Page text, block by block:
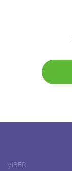
VIBER